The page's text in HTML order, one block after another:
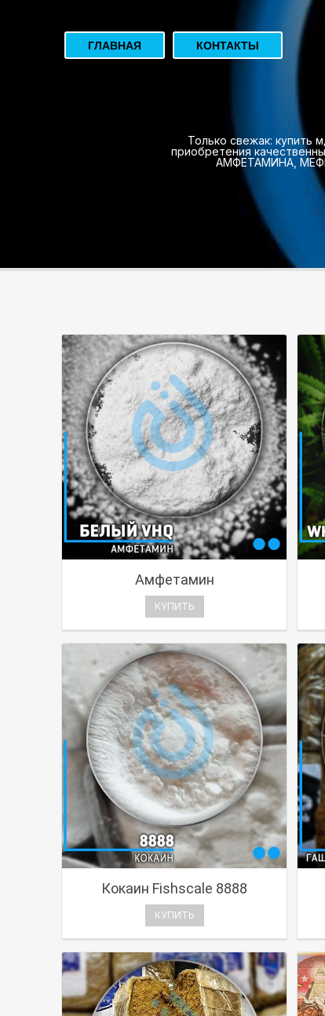
ГЛАВНАЯ КОНТАКТЫ
Только свежак: купить
приобретения
АМФЕТАМИНА,
Амфетамин
КУПИТЬ
Кокаин Fishscale 8888
КУПИТЬ